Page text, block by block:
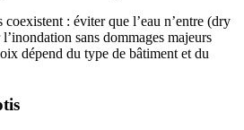
: éviter que l’eau n’entre (dry
sans dommages majeurs
dépend du type de bâtiment et du